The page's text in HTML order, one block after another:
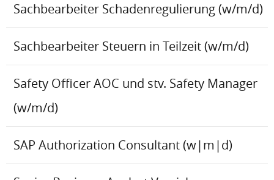
Sachbearbeiter Schadenregulierung (w/m/d)
Sachbearbeiter Steuern in Teilzeit (w/m/d)
Safety Officer AOC und stv. Safety Manager
(w/m/d)
SAP Authorization Consultant (w|m|d)